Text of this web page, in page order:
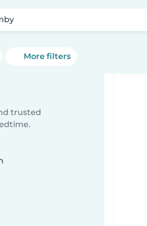
More filters
trusted